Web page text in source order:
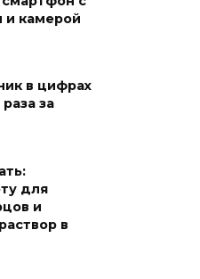
камерой
в цифрах
за
для
и
в